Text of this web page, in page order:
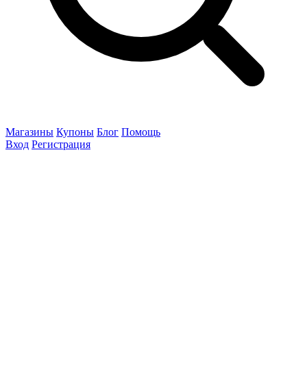
Магазины Купоны Блог Помощь
Вход Регистрация